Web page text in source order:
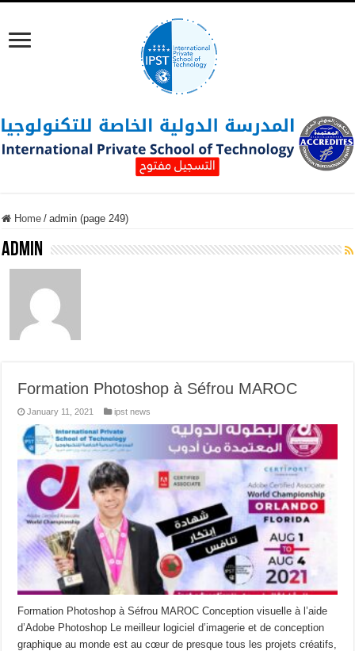
Home / admin (page 249)
admin
Formation Photoshop à Séfrou MAROC
January 11, 2021 ipst news
Formation Photoshop à Séfrou MAROC Conception visuelle à l’aide
d’Adobe Photoshop Le meilleur logiciel d’imagerie et de conception
graphique au monde est au cœur de presque tous les projets créatifs,